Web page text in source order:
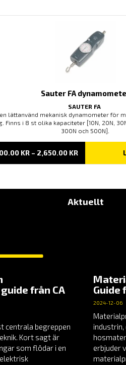
Sauter FA
SAUTER FA
lättanvänd mekanisk dynamometer för
Finns i 8 st olika kapaciteter [10N, 20N,
300N och 500N].
KR – 2,650.00 KR
TILL
Aktuellt
från CA
centrala begreppen
Kort sagt är
som flödar i en
Guide
2024-12-06
erbjuder